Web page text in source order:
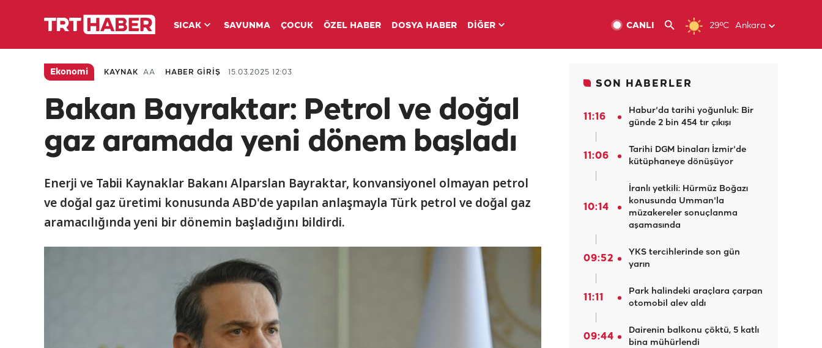
SICAK SAVUNMA ÇOCUK ÖZEL HABER DOSYA HABER DİĞER 29ºC Ankara
CANLI
Ekonomi KAYNAK AA HABER GİRİŞ 15.03.2025 12:03
Bakan Bayraktar: Petrol ve doğal
gaz aramada yeni dönem başladı
Enerji ve Tabii Kaynaklar Bakanı Alparslan Bayraktar, konvansiyonel olmayan petrol
ve doğal gaz üretimi konusunda ABD'de yapılan anlaşmayla Türk petrol ve doğal gaz
aramacılığında yeni bir dönemin başladığını bildirdi.
SON HABERLER
11:16
Habur'da tarihi yoğunluk: Bir
günde 2 bin 454 tır çıkışı
11:06
Tarihi DGM binaları İzmir'de
kütüphaneye dönüşüyor
10:14
İranlı yetkili: Hürmüz Boğazı
konusunda Umman'la
müzakereler sonuçlanma
aşamasında
09:52
YKS tercihlerinde son gün
yarın
11:11
Park halindeki araçlara çarpan
otomobil alev aldı
09:44
Dairenin balkonu çöktü, 5 katlı
bina mühürlendi